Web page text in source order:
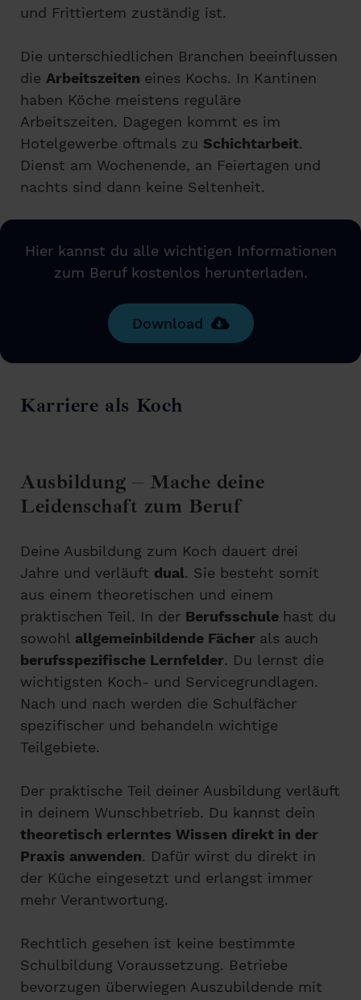
und Frittiertem zuständig ist.
Die unterschiedlichen Branchen beeinflussen
die Arbeitszeiten eines Kochs. In Kantinen
haben Köche meistens reguläre
Arbeitszeiten. Dagegen kommt es im
Hotelgewerbe oftmals zu Schichtarbeit.
Dienst am Wochenende, an Feiertagen und
nachts sind dann keine Seltenheit.
Hier kannst du alle wichtigen Informationen
zum Beruf kostenlos herunterladen.
Download
Karriere als Koch
Ausbildung – Mache deine
Leidenschaft zum Beruf
Deine Ausbildung zum Koch dauert drei
Jahre und verläuft dual. Sie besteht somit
aus einem theoretischen und einem
praktischen Teil. In der Berufsschule hast du
sowohl allgemeinbildende Fächer als auch
berufsspezifische Lernfelder. Du lernst die
wichtigsten Koch- und Servicegrundlagen.
Nach und nach werden die Schulfächer
spezifischer und behandeln wichtige
Teilgebiete.
Der praktische Teil deiner Ausbildung verläuft
in deinem Wunschbetrieb. Du kannst dein
theoretisch erlerntes Wissen direkt in der
Praxis anwenden. Dafür wirst du direkt in
der Küche eingesetzt und erlangst immer
mehr Verantwortung.
Rechtlich gesehen ist keine bestimmte
Schulbildung Voraussetzung. Betriebe
bevorzugen überwiegen Auszubildende mit